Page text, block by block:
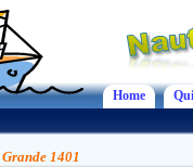
Home
1401